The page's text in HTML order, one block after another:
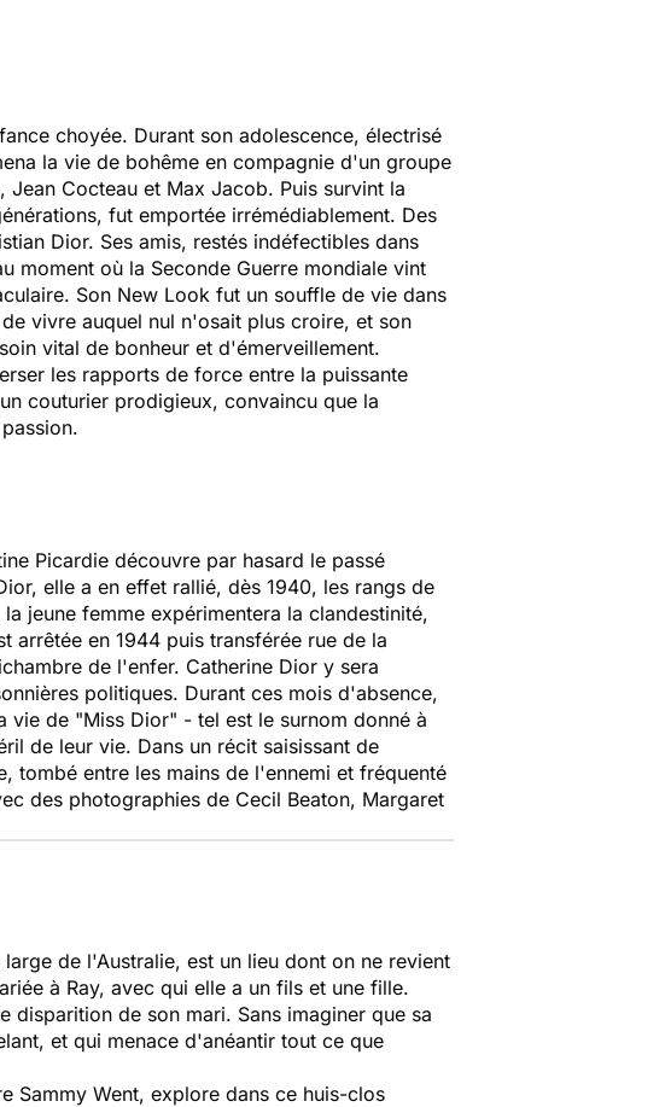
choyée. Durant son adolescence, électrisé
la vie de bohême en compagnie d'un groupe
Cocteau et Max Jacob. Puis survint la
fut emportée irrémédiablement. Des
Dior. Ses amis, restés indéfectibles dans
moment où la Seconde Guerre mondiale vint
Son New Look fut un souffle de vie dans
vivre auquel nul n'osait plus croire, et son
vital de bonheur et d'émerveillement.
les rapports de force entre la puissante
couturier prodigieux, convaincu que la
Picardie découvre par hasard le passé
elle a en effet rallié, dès 1940, les rangs de
jeune femme expérimentera la clandestinité,
arrêtée en 1944 puis transférée rue de la
de l'enfer. Catherine Dior y sera
politiques. Durant ces mois d'absence,
de "Miss Dior" - tel est le surnom donné à
de leur vie. Dans un récit saisissant de
tombé entre les mains de l'ennemi et fréquenté
des photographies de Cecil Beaton, Margaret
de l'Australie, est un lieu dont on ne revient
à Ray, avec qui elle a un fils et une fille.
disparition de son mari. Sans imaginer que sa
et qui menace d'anéantir tout ce que
Sammy Went, explore dans ce huis-clos